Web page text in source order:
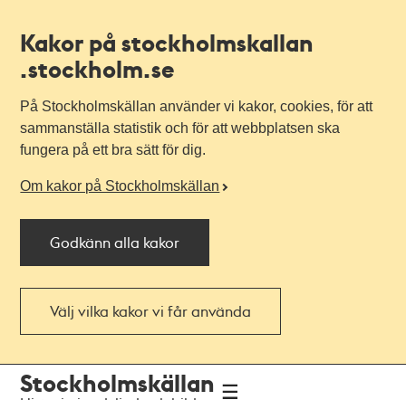
Kakor på stockholmskallan
.stockholm.se
På Stockholmskällan använder vi kakor, cookies, för att
sammanställa statistik och för att webbplatsen ska
fungera på ett bra sätt för dig.
Om kakor på Stockholmskällan
Godkänn alla kakor
Välj vilka kakor vi får använda
navigationen
huvudinnehållet
Stockholmskällan